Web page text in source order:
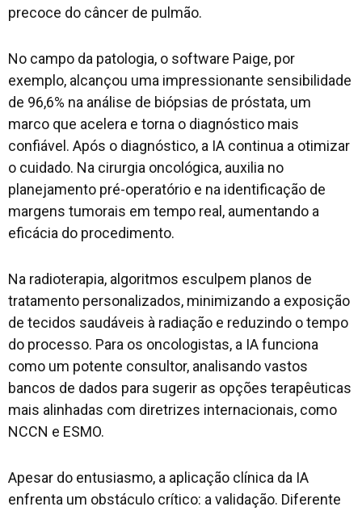
precoce do câncer de pulmão.
No campo da patologia, o software Paige, por
exemplo, alcançou uma impressionante sensibilidade
de 96,6% na análise de biópsias de próstata, um
marco que acelera e torna o diagnóstico mais
confiável. Após o diagnóstico, a IA continua a otimizar
o cuidado. Na cirurgia oncológica, auxilia no
planejamento pré-operatório e na identificação de
margens tumorais em tempo real, aumentando a
eficácia do procedimento.
Na radioterapia, algoritmos esculpem planos de
tratamento personalizados, minimizando a exposição
de tecidos saudáveis à radiação e reduzindo o tempo
do processo. Para os oncologistas, a IA funciona
como um potente consultor, analisando vastos
bancos de dados para sugerir as opções terapêuticas
mais alinhadas com diretrizes internacionais, como
NCCN e ESMO.
Apesar do entusiasmo, a aplicação clínica da IA
enfrenta um obstáculo crítico: a validação. Diferente